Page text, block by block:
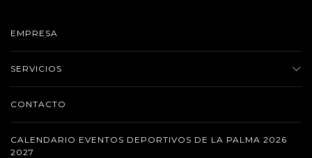
EMPRESA
SERVICIOS
CONTACTO
CALENDARIO EVENTOS DEPORTIVOS DE LA PALMA 2026
2027